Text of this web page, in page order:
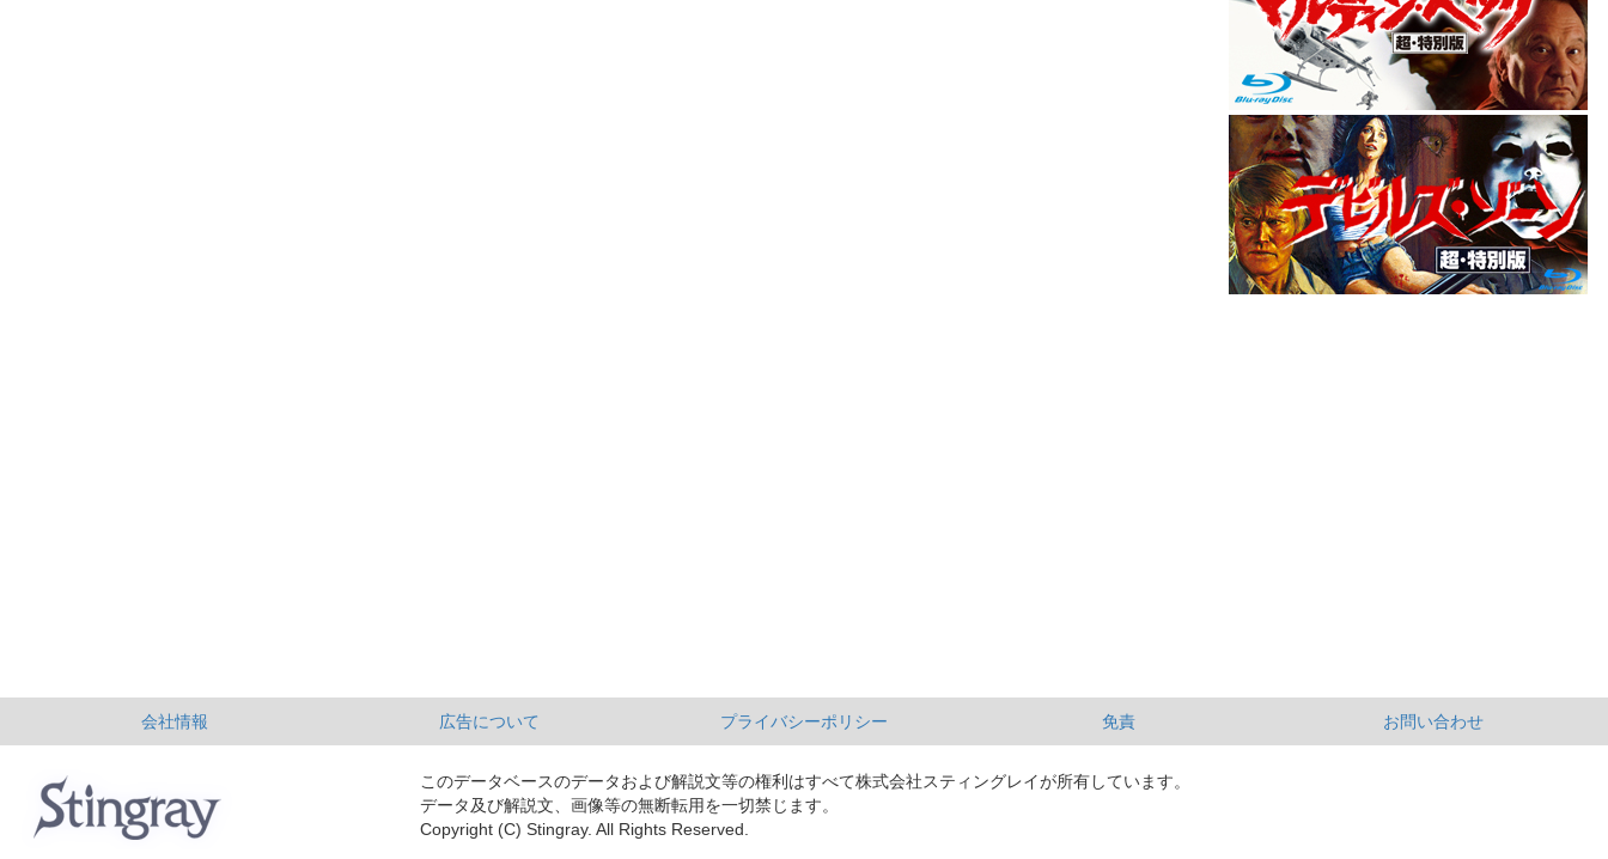
会社情報 広告について プライバシーポリシー 免責 お問い合わせ
このデータベースのデータおよび解説文等の権利はすべて株式会社スティングレイが所有しています。
データ及び解説文、画像等の無断転用を一切禁じます。
Copyright (C) Stingray. All Rights Reserved.